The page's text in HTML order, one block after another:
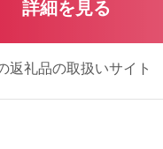
詳細を見る
返礼品の取扱いサイト